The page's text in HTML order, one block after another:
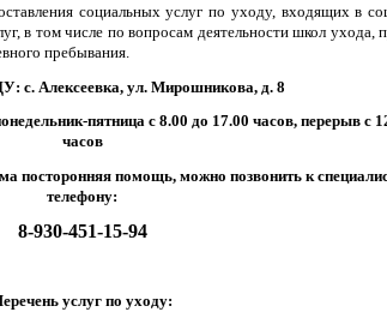
социальных услуг по уходу, входящих в
в том числе по вопросам деятельности школ ухода,
пребывания.
с. Алексеевка, ул. Мирошникова, д. 8
пятница с 8.00 до 17.00 часов, перерыв с
часов
посторонняя помощь, можно позвонить к
телефону:
8-930-451-15-94
услуг по уходу: